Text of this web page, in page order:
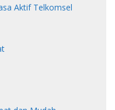
Aktif Telkomsel